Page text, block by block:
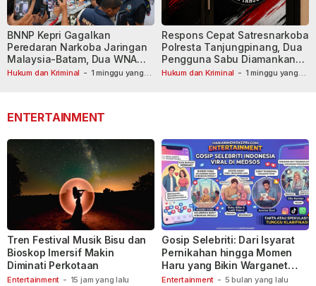
Hukum dan Kriminal - 1 minggu yang
BNNP Kepri Gagalkan
Peredaran Narkoba Jaringan
Malaysia-Batam, Dua WNA
Masih Diburu
Hukum dan Kriminal - 1 minggu yang
Respons Cepat Satresnarkoba
Polresta Tanjungpinang, Dua
Pengguna Sabu Diamankan
Usai Dilaporkan ke Call Center
ENTERTAINMENT
Entertainment - 15 jam yang lalu
Tren Festival Musik Bisu dan
Bioskop Imersif Makin
Diminati Perkotaan
Entertainment - 5 bulan yang lalu
Gosip Selebriti: Dari Isyarat
Pernikahan hingga Momen
Haru yang Bikin Warganet
Berspekulasi